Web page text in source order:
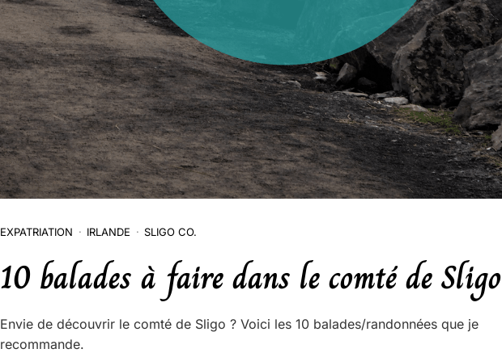
EXPATRIATION IRLANDE SLIGO CO.
10 balades à faire dans le comté de Sligo
Envie de découvrir le comté de Sligo ? Voici les 10 balades/randonnées que je
recommande.